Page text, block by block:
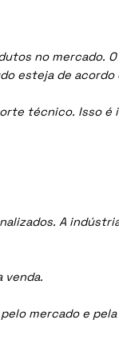
no mercado.
esteja de acordo
técnico. Isso é
A
venda.
mercado e pela